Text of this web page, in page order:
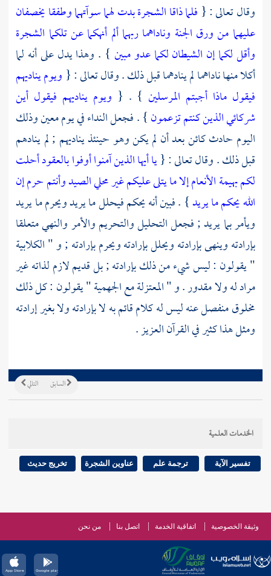
وقال تعالى : { فلما ذاقا الشجرة بدت لهما سوآتهما وطفقا يخصفان
عليهما من ورق الجنة وناداهما ربهما ألم أنهكما عن تلكما الشجرة
وأقل لكما إن الشيطان لكما عدو مبين } . وهذا يدل على أنه لما
أكلا منها ناداهما لم ينادهما قبل ذلك . وقال تعالى : { ويوم يناديهم
فيقول ماذا أجبتم المرسلين } . { ويوم يناديهم فيقول أين
شركائي الذين كنتم تزعمون} . فجعل النداء في يوم معين وذلك
اليوم حادث كائن بعد أن لم يكن وهو حينئذ يناديهم ; لم ينادهم
قبل ذلك . وقال تعالى : {يا أيها الذين آمنوا أوفوا بالعقود أحلت
لكم بهيمة الأنعام إلا ما يتلى عليكم غير محلي الصيد وأنتم حرم إن
الله يحكم ما يريد} . فبين أنه يحكم فيحلل ما يريد ويحرم ما يريد
ويأمر بما يريد ; فجعل التحليل والتحريم والأمر والنهي متعلقا
بإرادته وينهى بإرادته ويحلل بإرادته ويحرم بإرادته ; و "الكلابية
" يقولون : ليس شيء من ذلك بإرادته ; بل قديم لازم لذاته غير
مراد له ولا مقدور . و "المعتزلةمعالجهمية" يقولون : كل ذلك
مخلوق منفصل عنه ليس له كلام قائم به لا بإرادته ولا بغير إرادته
ومثل هذا كثير في القرآن العزيز .
التالي السابق
الخدمات العلمية
تفسير الآية ترجمة علم عناوين الشجرة تخريج حديث
وثيقة الخصوصية اتفاقية الخدمة اتصل بنا من نحن